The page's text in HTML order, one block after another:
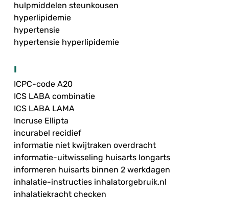
hulpmiddelen steunkousen
hyperlipidemie
hypertensie
hypertensie hyperlipidemie
I
ICPC-code A20
ICS LABA combinatie
ICS LABA LAMA
Incruse Ellipta
incurabel recidief
informatie niet kwijtraken overdracht
informatie-uitwisseling huisarts longarts
informeren huisarts binnen 2 werkdagen
inhalatie-instructies inhalatorgebruik.nl
inhalatiekracht checken